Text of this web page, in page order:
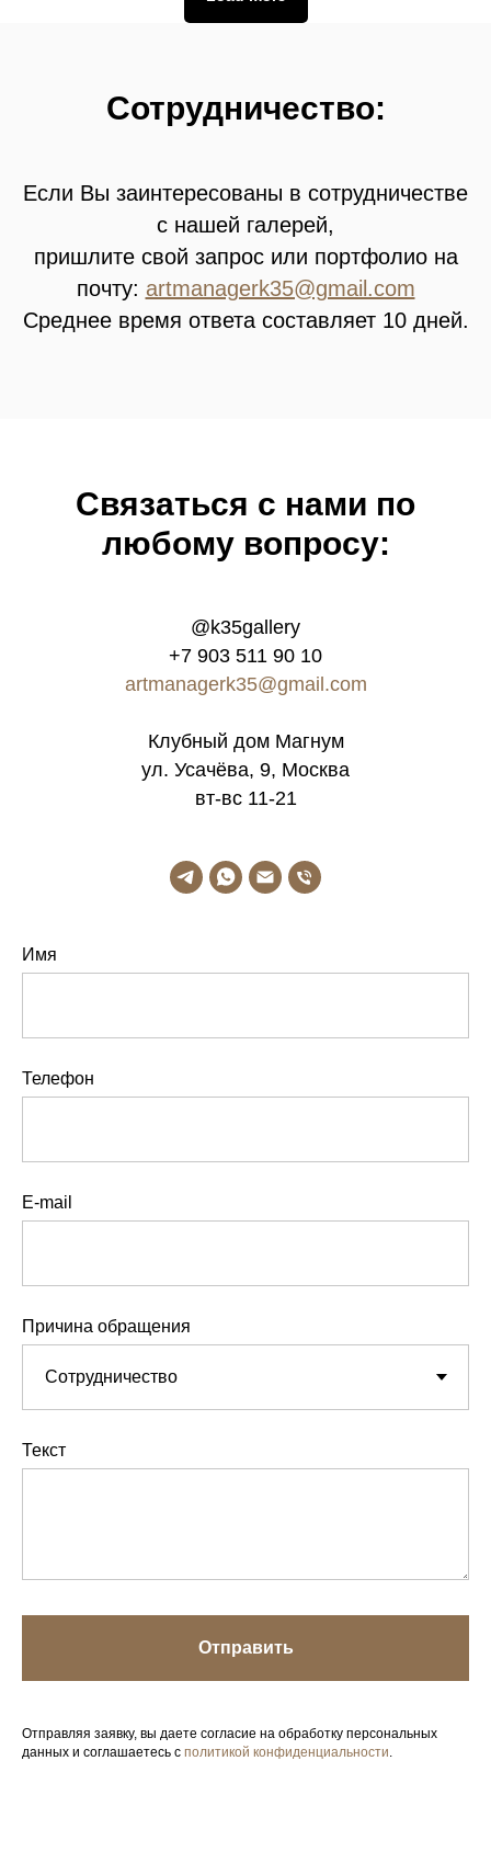
Сотрудничество:
Если Вы заинтересованы в сотрудничестве
с нашей галерей,
пришлите свой запрос или портфолио на
почту: artmanagerk35@gmail.com
Среднее время ответа составляет 10 дней.
Связатьcя с нами по
любому вопросу:
@k35gallery
+7 903 511 90 10
artmanagerk35@gmail.com
Клубный дом Магнум
ул. Усачёва, 9, Москва
вт-вс 11-21
Имя
Телефон
E-mail
Причина обращения
Текст
Отправить
Отправляя заявку, вы даете согласие на обработку персональных
данных и соглашаетесь с политикой конфиденциальности